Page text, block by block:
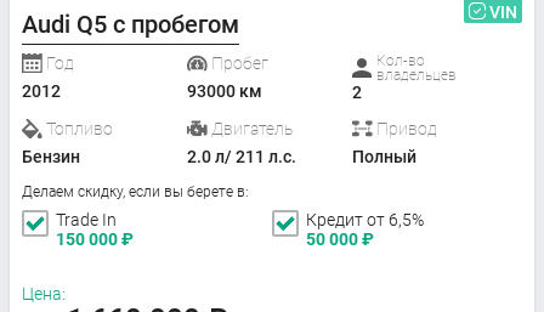
Audi Q5 с пробегом VIN
Год
2012
Пробег
93000 км
Кол-во
владельцев
2
Топливо
Бензин
Двигатель
2.0 л/ 211 л.с.
Привод
Полный
Делаем скидку, если вы берете в:
Trade In
150 000₽
Кредит от 6,5%
50 000₽
Цена: